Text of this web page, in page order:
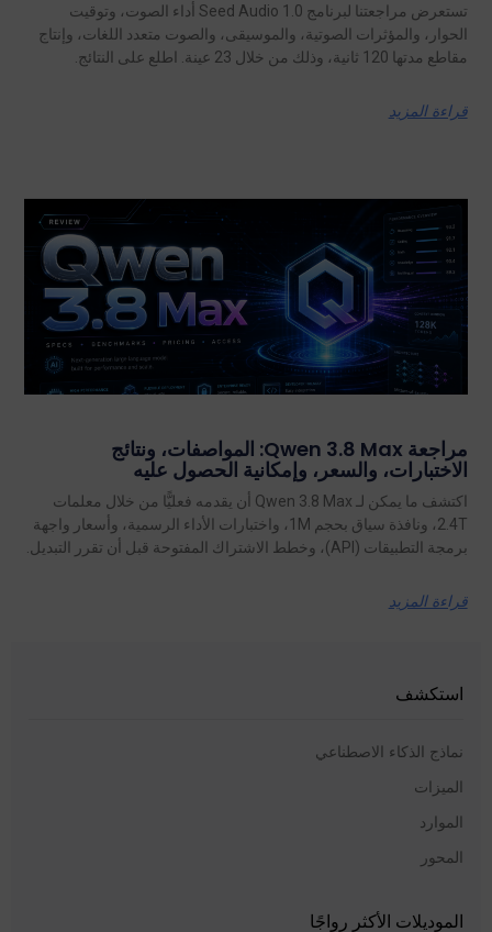
تستعرض مراجعتنا لبرنامج Seed Audio 1.0 أداء الصوت، وتوقيت
الحوار، والمؤثرات الصوتية، والموسيقى، والصوت متعدد اللغات، وإنتاج
مقاطع مدتها 120 ثانية، وذلك من خلال 23 عينة. اطلع على النتائج.
قراءة المزيد
مراجعة Qwen 3.8 Max: المواصفات، ونتائج
الاختبارات، والسعر، وإمكانية الحصول عليه
اكتشف ما يمكن لـ Qwen 3.8 Max أن يقدمه فعليًّا من خلال معلمات
2.4T، ونافذة سياق بحجم 1M، واختبارات الأداء الرسمية، وأسعار واجهة
برمجة التطبيقات (API)، وخطط الاشتراك المفتوحة قبل أن تقرر التبديل.
قراءة المزيد
استكشف
نماذج الذكاء الاصطناعي
الميزات
الموارد
المحور
الموديلات الأكثر رواجًا